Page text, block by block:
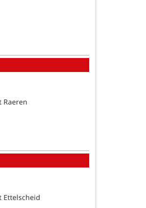
Raeren
Ettelscheid